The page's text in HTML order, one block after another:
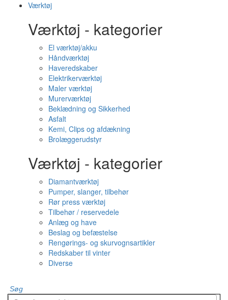
Værktøj
Værktøj - kategorier
El værktøj/akku
Håndværktøj
Haveredskaber
Elektrikerværktøj
Maler værktøj
Murerværktøj
Beklædning og Sikkerhed
Asfalt
Kemi, Clips og afdækning
Brolæggerudstyr
Værktøj - kategorier
Diamantværktøj
Pumper, slanger, tilbehør
Rør press værktøj
Tilbehør / reservedele
Anlæg og have
Beslag og befæstelse
Rengørings- og skurvognsartikler
Redskaber til vinter
Diverse
Søg